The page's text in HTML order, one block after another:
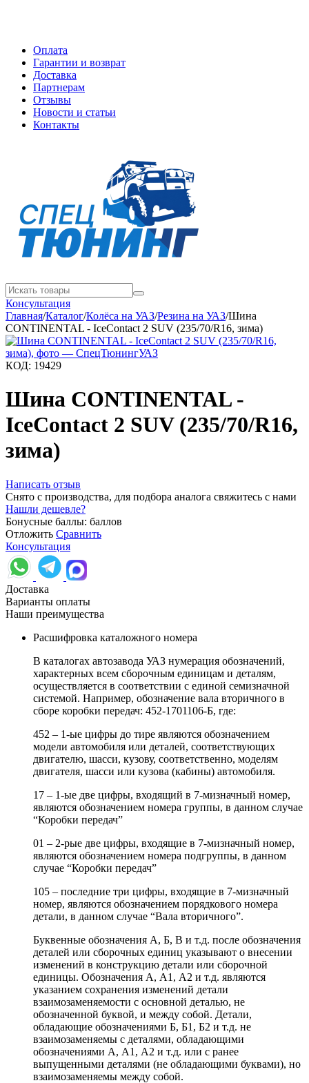
Оплата
Гарантии и возврат
Доставка
Партнерам
Отзывы
Новости и статьи
Контакты
Консультация
Главная/Каталог/Колёса на УАЗ/Резина на УАЗ/Шина
CONTINENTAL - IceContact 2 SUV (235/70/R16, зима)
КОД: 19429
Шина CONTINENTAL -
IceContact 2 SUV (235/70/R16,
зима)
Написать отзыв
Снято с производства, для подбора аналога свяжитесь с нами
Нашли дешевле?
Бонусные баллы: баллов
Отложить Сравнить
Консультация
Доставка
Варианты оплаты
Наши преимущества
Расшифровка каталожного номера
В каталогах автозавода УАЗ нумерация обозначений,
характерных всем сборочным единицам и деталям,
осуществляется в соответствии с единой семизначной
системой. Например, обозначение вала вторичного в
сборе коробки передач: 452-1701106-Б, где:
452 – 1-ые цифры до тире являются обозначением
модели автомобиля или деталей, соответствующих
двигателю, шасси, кузову, соответственно, моделям
двигателя, шасси или кузова (кабины) автомобиля.
17 – 1-ые две цифры, входящий в 7-мизначный номер,
являются обозначением номера группы, в данном случае
“Коробки передач”
01 – 2-рые две цифры, входящие в 7-мизначный номер,
являются обозначением номера подгруппы, в данном
случае “Коробки передач”
105 – последние три цифры, входящие в 7-мизначный
номер, являются обозначением порядкового номера
детали, в данном случае “Вала вторичного”.
Буквенные обозначения А, Б, В и т.д. после обозначения
деталей или сборочных единиц указывают о внесении
изменений в конструкцию детали или сборочной
единицы. Обозначения А, А1, А2 и т.д. являются
указанием сохранения изменений детали
взаимозаменяемости с основной деталью, не
обозначенной буквой, и между собой. Детали,
обладающие обозначениями Б, Б1, Б2 и т.д. не
взаимозаменяемы с деталями, обладающими
обозначениями А, А1, А2 и т.д. или с ранее
выпущенными деталями (не обладающими буквами), но
взаимозаменяемы между собой.